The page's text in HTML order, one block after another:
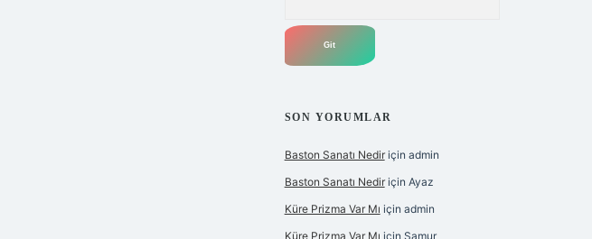
SON YORUMLAR
Baston Sanatı Nediriçin admin
Baston Sanatı Nediriçin Ayaz
Küre Prizma Var Mı için admin
Küre Prizma Var Mı için Samur